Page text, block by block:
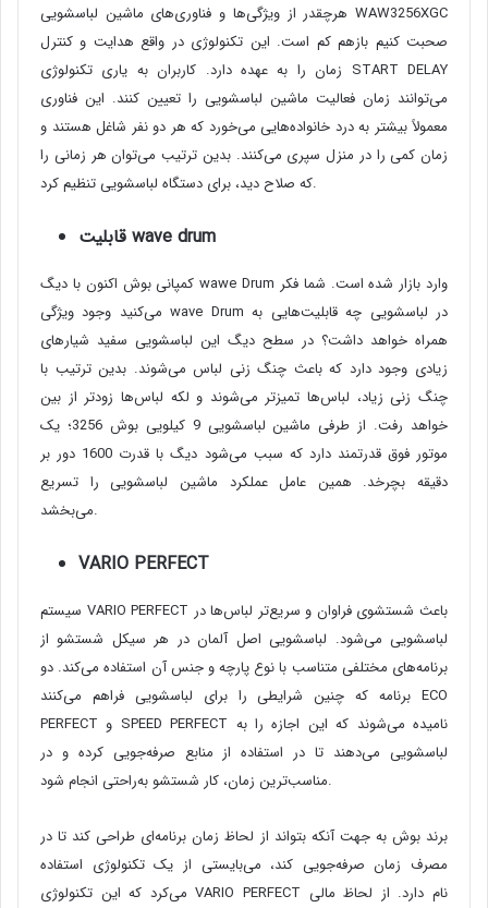
هرچقدر از ویژگی‌ها و فناوری‌های ماشین لباسشویی WAW3256XGC
صحبت کنیم بازهم کم است. این تکنولوژی در واقع هدایت و کنترل
زمان را به عهده دارد. کاربران به یاری تکنولوژی START DELAY
می‌توانند زمان فعالیت ماشین لباسشویی را تعیین کنند. این فناوری
معمولاً بیشتر به درد خانواده‌هایی می‌خورد که هر دو نفر شاغل هستند و
زمان کمی را در منزل سپری می‌کنند. بدین ترتیب می‌توان هر زمانی را
که صلاح دید، برای دستگاه لباسشویی تنظیم کرد.
wave drum
کمپانی بوش اکنون با دیگ wawe Drum وارد بازار شده است. شما فکر
می‌کنید وجود ویژگی wave Drum در لباسشویی چه قابلیت‌هایی به
همراه خواهد داشت؟ در سطح دیگ این لباسشویی سفید شیارهای
زیادی وجود دارد که باعث چنگ زنی لباس می‌شوند. بدین ترتیب با
چنگ زنی زیاد، لباس‌ها تمیزتر می‌شوند و لکه لباس‌ها زودتر از بین
خواهد رفت. از طرفی ماشین لباسشویی 9 کیلویی بوش 3256؛ یک
موتور فوق قدرتمند دارد که سبب می‌شود دیگ با قدرت 1600 دور بر
دقیقه بچرخد. همین عامل عملکرد ماشین لباسشویی را تسریع
می‌بخشد.
VARIO PERFECT
سیستم VARIO PERFECT باعث شستشوی فراوان و سریع‌تر لباس‌ها در
لباسشویی می‌شود. لباسشویی اصل آلمان در هر سیکل شستشو از
برنامه‌های مختلفی متناسب با نوع پارچه و جنس آن استفاده می‌کند. دو
برنامه که چنین شرایطی را برای لباسشویی فراهم می‌کنند ECO
PERFECT و SPEED PERFECT نامیده می‌شوند که این اجازه را به
لباسشویی می‌دهند تا در استفاده از منابع صرفه‌جویی کرده و در
مناسب‌ترین زمان، کار شستشو به‌راحتی انجام شود.
برند بوش به جهت آنکه بتواند از لحاظ زمان برنامه‌ای طراحی کند تا در
مصرف زمان صرفه‌جویی کند، می‌بایستی از یک تکنولوژی استفاده
می‌کرد که این تکنولوژی VARIO PERFECT نام دارد. از لحاظ مالی